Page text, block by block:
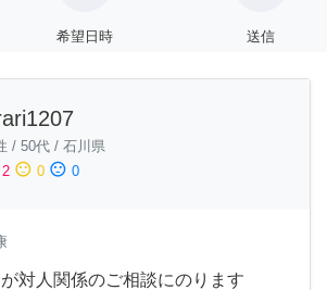
希望日時 送信
/ 50代 / 石川県
2 sentiment_neutral 0 sentiment_dissatisfied 0
対人関係のご相談にのります